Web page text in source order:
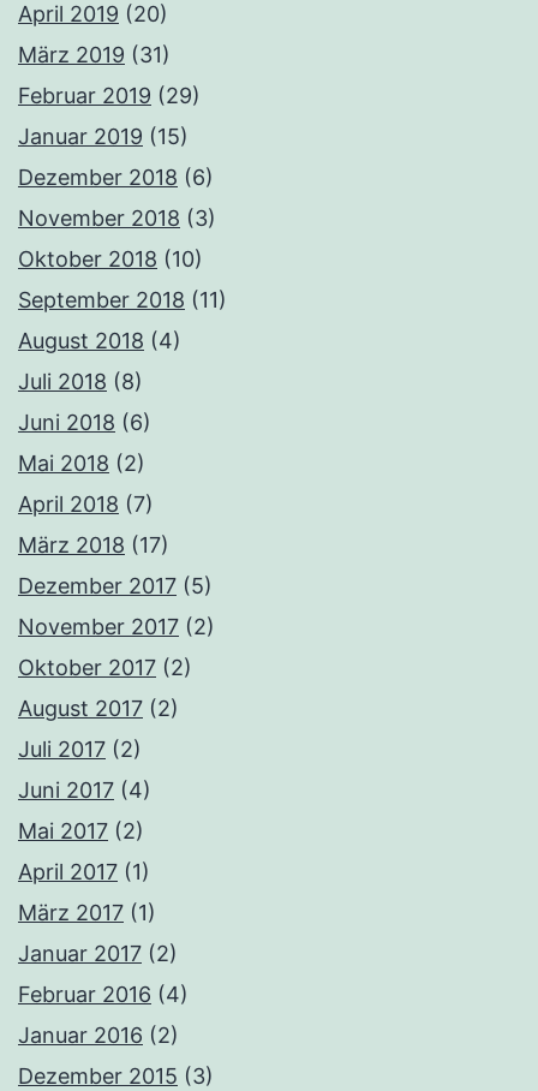
April 2019 (20)
März 2019 (31)
Februar 2019 (29)
Januar 2019 (15)
Dezember 2018 (6)
November 2018 (3)
Oktober 2018 (10)
September 2018 (11)
August 2018 (4)
Juli 2018 (8)
Juni 2018 (6)
Mai 2018 (2)
April 2018 (7)
März 2018 (17)
Dezember 2017 (5)
November 2017 (2)
Oktober 2017 (2)
August 2017 (2)
Juli 2017 (2)
Juni 2017 (4)
Mai 2017 (2)
April 2017 (1)
März 2017 (1)
Januar 2017 (2)
Februar 2016 (4)
Januar 2016 (2)
Dezember 2015 (3)